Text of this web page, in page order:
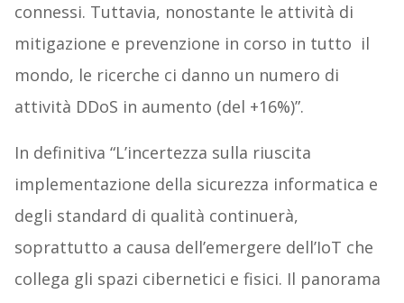
connessi. Tuttavia, nonostante le attività di
mitigazione e prevenzione in corso in tutto il
mondo, le ricerche ci danno un numero di
attività DDoS in aumento (del +16%)”.
In definitiva “L’incertezza sulla riuscita
implementazione della sicurezza informatica e
degli standard di qualità continuerà,
soprattutto a causa dell’emergere dell’IoT che
collega gli spazi cibernetici e fisici. Il panorama